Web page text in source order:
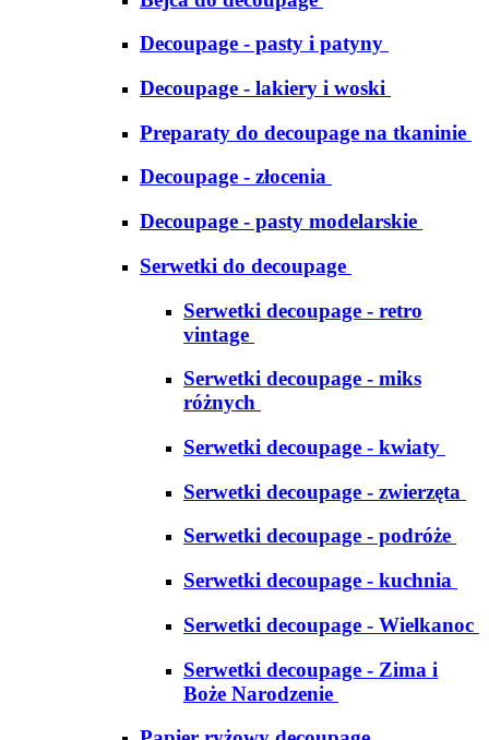
Decoupage - pasty i patyny
Decoupage - lakiery i woski
Preparaty do decoupage na tkaninie
Decoupage - złocenia
Decoupage - pasty modelarskie
Serwetki do decoupage
Serwetki decoupage - retro
vintage
Serwetki decoupage - miks
różnych
Serwetki decoupage - kwiaty
Serwetki decoupage - zwierzęta
Serwetki decoupage - podróże
Serwetki decoupage - kuchnia
Serwetki decoupage - Wielkanoc
Serwetki decoupage - Zima i
Boże Narodzenie